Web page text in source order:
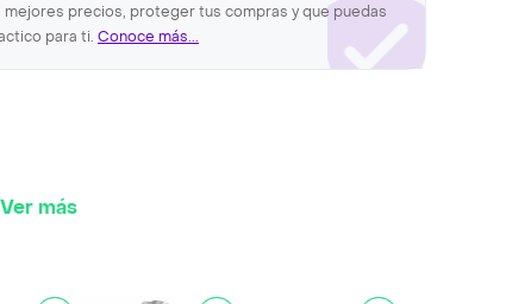
precios, proteger tus compras y que puedas
para ti. Conoce más...
Ver más